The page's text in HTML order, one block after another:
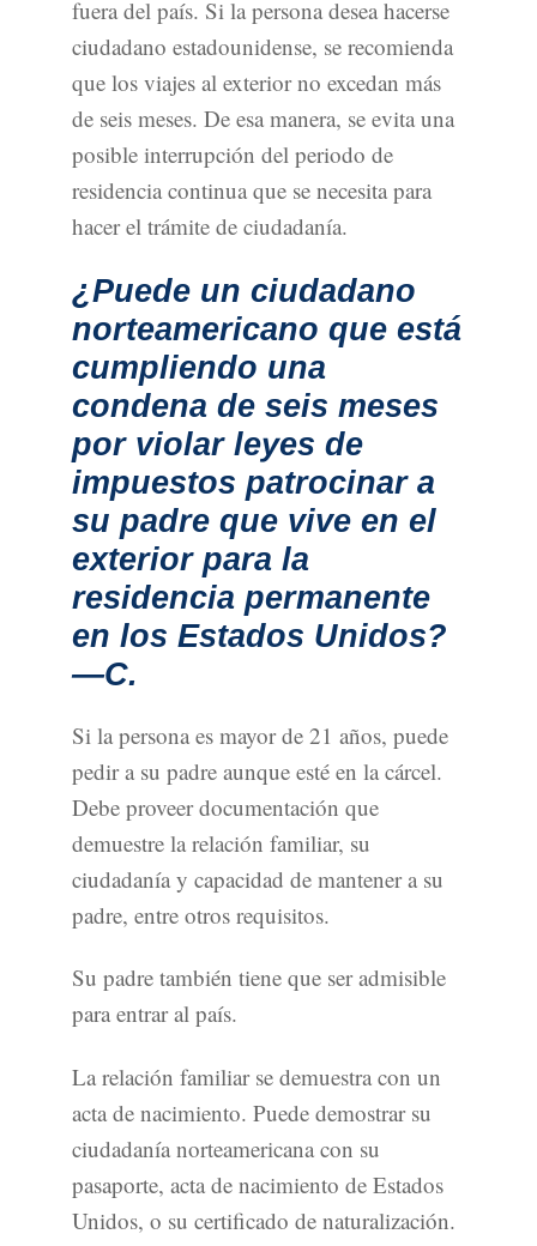
fuera del país. Si la persona desea hacerse
ciudadano estadounidense, se recomienda
que los viajes al exterior no excedan más
de seis meses. De esa manera, se evita una
posible interrupción del periodo de
residencia continua que se necesita para
hacer el trámite de ciudadanía.
¿Puede un ciudadano
norteamericano que está
cumpliendo una
condena de seis meses
por violar leyes de
impuestos patrocinar a
su padre que vive en el
exterior para la
residencia permanente
en los Estados Unidos?
—C.
Si la persona es mayor de 21 años, puede
pedir a su padre aunque esté en la cárcel.
Debe proveer documentación que
demuestre la relación familiar, su
ciudadanía y capacidad de mantener a su
padre, entre otros requisitos.
Su padre también tiene que ser admisible
para entrar al país.
La relación familiar se demuestra con un
acta de nacimiento. Puede demostrar su
ciudadanía norteamericana con su
pasaporte, acta de nacimiento de Estados
Unidos, o su certificado de naturalización.